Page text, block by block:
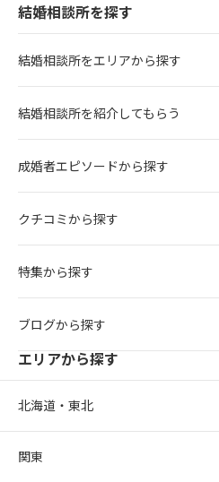
結婚相談所を探す
結婚相談所をエリアから探す
結婚相談所を紹介してもらう
成婚者エピソードから探す
クチコミから探す
特集から探す
ブログから探す
エリアから探す
北海道・東北
関東